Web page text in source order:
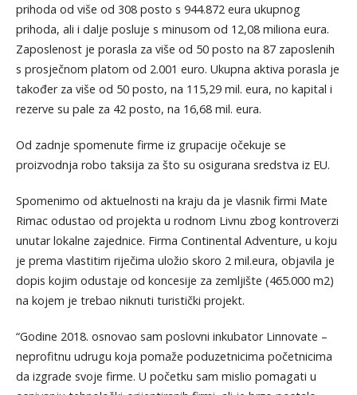
prihoda od više od 308 posto s 944.872 eura ukupnog
prihoda, ali i dalje posluje s minusom od 12,08 miliona eura.
Zaposlenost je porasla za više od 50 posto na 87 zaposlenih
s prosječnom platom od 2.001 euro. Ukupna aktiva porasla je
također za više od 50 posto, na 115,29 mil. eura, no kapital i
rezerve su pale za 42 posto, na 16,68 mil. eura.
Od zadnje spomenute firme iz grupacije očekuje se
proizvodnja robo taksija za što su osigurana sredstva iz EU.
Spomenimo od aktuelnosti na kraju da je vlasnik firmi Mate
Rimac odustao od projekta u rodnom Livnu zbog kontroverzi
unutar lokalne zajednice. Firma Continental Adventure, u koju
je prema vlastitim riječima uložio skoro 2 mil.eura, objavila je
dopis kojim odustaje od koncesije za zemljište (465.000 m2)
na kojem je trebao niknuti turistički projekt.
“Godine 2018. osnovao sam poslovni inkubator Linnovate –
neprofitnu udrugu koja pomaže poduzetnicima početnicima
da izgrade svoje firme. U početku sam mislio pomagati u